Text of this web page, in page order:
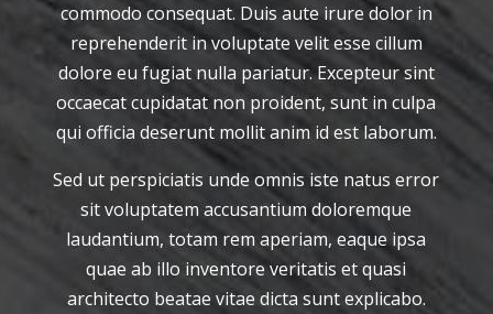
commodo consequat. Duis aute irure dolor in
reprehenderit in voluptate velit esse cillum
dolore eu fugiat nulla pariatur. Excepteur sint
occaecat cupidatat non proident, sunt in culpa
qui officia deserunt mollit anim id est laborum.
Sed ut perspiciatis unde omnis iste natus error
sit voluptatem accusantium doloremque
laudantium, totam rem aperiam, eaque ipsa
quae ab illo inventore veritatis et quasi
architecto beatae vitae dicta sunt explicabo.